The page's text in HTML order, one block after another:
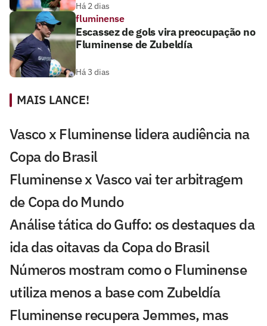
Há 2 dias
fluminense
Escassez de gols vira preocupação no
Fluminense de Zubeldía
Há 3 dias
MAIS LANCE!
Vasco x Fluminense lidera audiência na
Copa do Brasil
Fluminense x Vasco vai ter arbitragem
de Copa do Mundo
Análise tática do Guffo: os destaques da
ida das oitavas da Copa do Brasil
Números mostram como o Fluminense
utiliza menos a base com Zubeldía
Fluminense recupera Jemmes, mas